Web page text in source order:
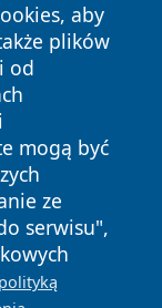
aby
plików
od
mogą być
ze
serwisu",
polityką
prawa
Polityka
Cookies